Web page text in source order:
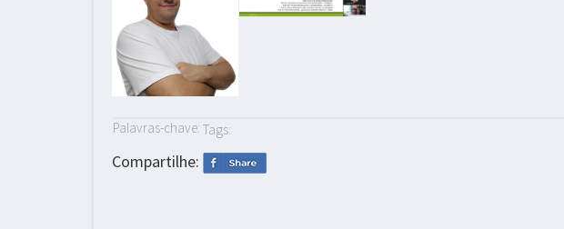
Palavras-chave: Tags:
Compartilhe: